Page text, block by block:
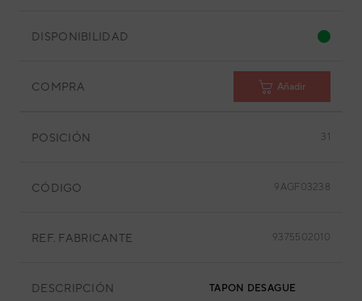
DISPONIBILIDAD
COMPRA Añadir
POSICIÓN 31
CÓDIGO 9AGF03238
REF. FABRICANTE 9375502010
DESCRIPCIÓN TAPON DESAGUE